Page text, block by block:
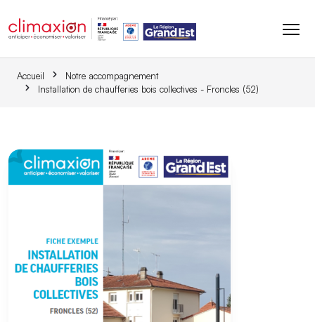
Accueil
Notre accompagnement
Installation de chaufferies bois collectives - Froncles (52)